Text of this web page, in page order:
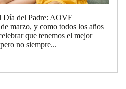
Día del Padre: AOVE
marzo, y como todos los años
que tenemos el mejor
no siempre...